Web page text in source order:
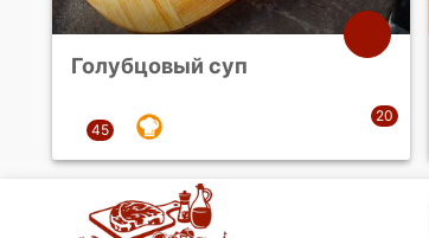
Голубцовый суп